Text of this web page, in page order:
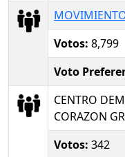
Votos: 8,799
Voto
CENTRO
CORAZON
Votos: 342